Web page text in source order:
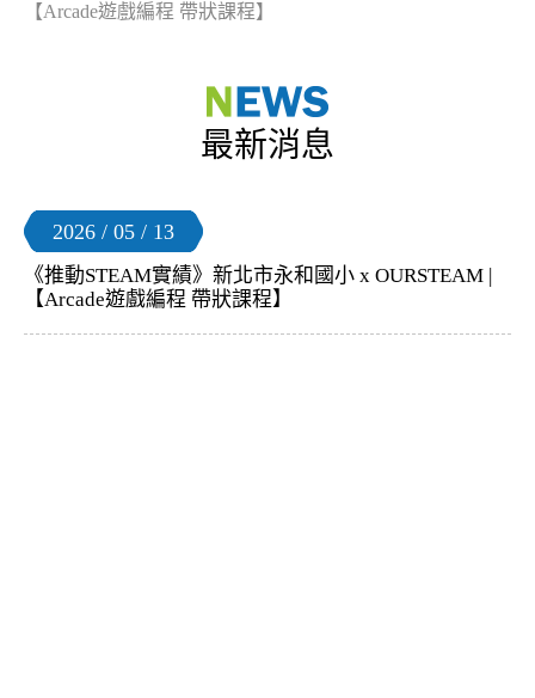
【Arcade遊戲編程 帶狀課程】
最新消息
2026 / 05 / 13
《推動STEAM實績》新北市永和國小 x OURSTEAM |
【Arcade遊戲編程 帶狀課程】